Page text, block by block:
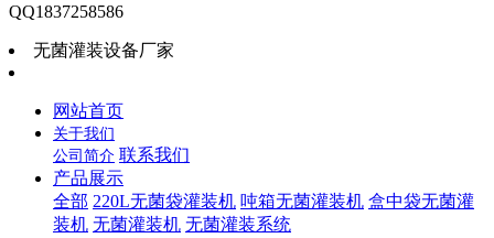
QQ1837258586
无菌灌装设备厂家
网站首页
关于我们
公司简介 联系我们
产品展示
全部 220L无菌袋灌装机 吨箱无菌灌装机 盒中袋无菌灌
装机 无菌灌装机 无菌灌装系统